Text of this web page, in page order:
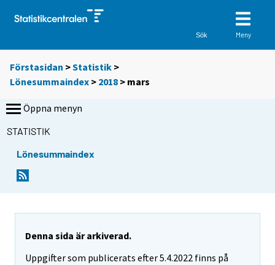
Sök Meny
Förstasidan >Statistik >
Lönesummaindex > 2018 > mars
Öppna menyn
STATISTIK
Lönesummaindex
Denna sida är arkiverad.
Uppgifter som publicerats efter 5.4.2022 finns på